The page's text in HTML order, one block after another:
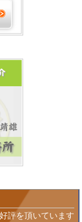
評を頂いています